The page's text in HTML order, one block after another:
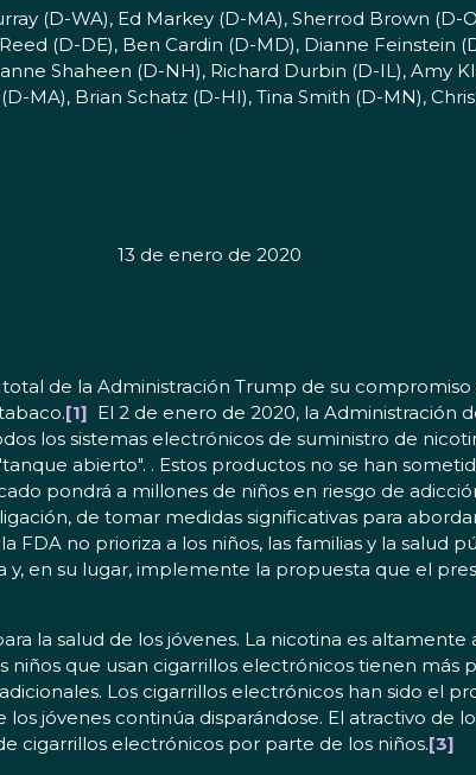
(D-WA), Ed Markey (D-MA), Sherrod Brown (D-
(D-DE), Ben Cardin (D-MD), Dianne Feinstein
Shaheen (D-NH), Richard Durbin (D-IL), Amy
MA), Brian Schatz (D-HI), Tina Smith (D-MN),
13 de enero de 2020
de la Administración Trump de su compromiso
[1] El 2 de enero de 2020, la Administración
los sistemas electrónicos de suministro de
abierto". . Estos productos no se han
pondrá a millones de niños en riesgo de
de tomar medidas significativas para
no prioriza a los niños, las familias y la salud
en su lugar, implemente la propuesta que el
la salud de los jóvenes. La nicotina es
niños que usan cigarrillos electrónicos tienen más
Los cigarrillos electrónicos han sido el
jóvenes continúa disparándose. El atractivo de
cigarrillos electrónicos por parte de los niños.[3]